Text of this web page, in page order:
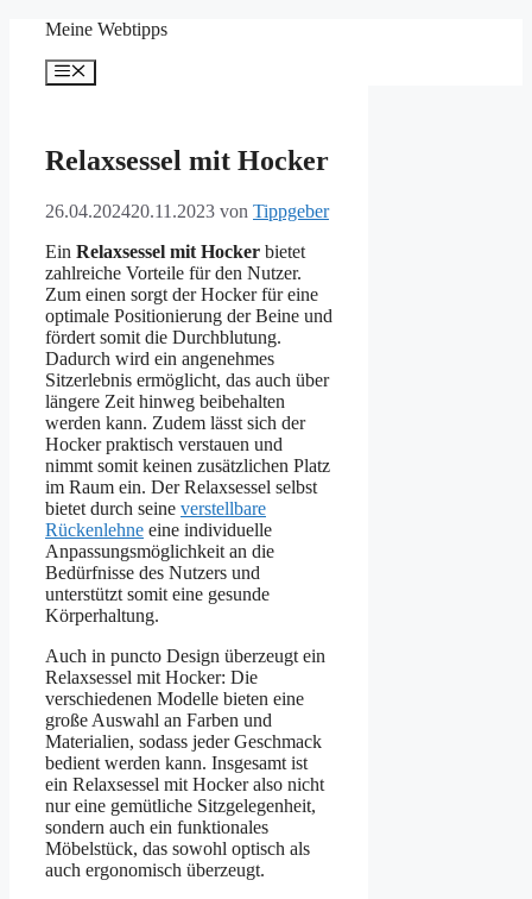
springen
Meine Webtipps
Menü
Relaxsessel mit Hocker
26.04.202420.11.2023 von Tippgeber
Ein Relaxsessel mit Hocker bietet
zahlreiche Vorteile für den Nutzer.
Zum einen sorgt der Hocker für eine
optimale Positionierung der Beine und
fördert somit die Durchblutung.
Dadurch wird ein angenehmes
Sitzerlebnis ermöglicht, das auch über
längere Zeit hinweg beibehalten
werden kann. Zudem lässt sich der
Hocker praktisch verstauen und
nimmt somit keinen zusätzlichen Platz
im Raum ein. Der Relaxsessel selbst
bietet durch seine verstellbare
Rückenlehne eine individuelle
Anpassungsmöglichkeit an die
Bedürfnisse des Nutzers und
unterstützt somit eine gesunde
Körperhaltung.
Auch in puncto Design überzeugt ein
Relaxsessel mit Hocker: Die
verschiedenen Modelle bieten eine
große Auswahl an Farben und
Materialien, sodass jeder Geschmack
bedient werden kann. Insgesamt ist
ein Relaxsessel mit Hocker also nicht
nur eine gemütliche Sitzgelegenheit,
sondern auch ein funktionales
Möbelstück, das sowohl optisch als
auch ergonomisch überzeugt.